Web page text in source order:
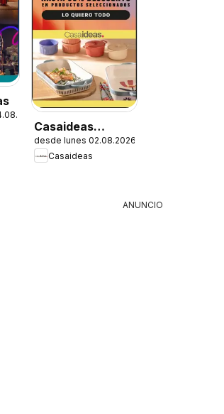
Casaideas
Ofertas
desde lunes 02.08.2026
Casaideas
ANUNCIO